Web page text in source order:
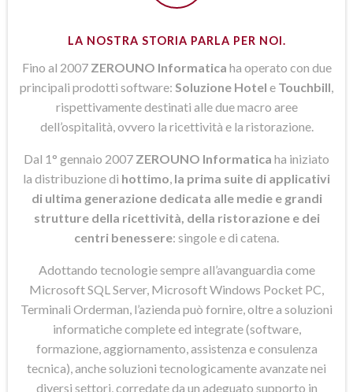
LA NOSTRA STORIA PARLA PER NOI.
Fino al 2007 ZEROUNO Informatica ha operato con due
principali prodotti software: Soluzione Hotel e Touchbill
rispettivamente destinati alle due macro aree
dell’ospitalità, ovvero la ricettività e la ristorazione.
Dal 1° gennaio 2007 ZEROUNO Informatica ha iniziato
la distribuzione di hottimo la prima suite di applicativi
di ultima generazione dedicata alle medie e grandi
strutture della ricettività, della ristorazione e dei
centri benessere: singole e di catena.
Adottando tecnologie sempre all’avanguardia come
Microsoft SQL Server, Microsoft Windows Pocket PC,
Terminali Orderman, l’azienda può fornire, oltre a soluzioni
informatiche complete ed integrate (software,
formazione, aggiornamento, assistenza e consulenza
tecnica), anche soluzioni tecnologicamente avanzate nei
diversi settori, corredate da un adeguato supporto in